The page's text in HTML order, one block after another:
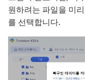
원하려는 파일을 미
를 선택합니다.